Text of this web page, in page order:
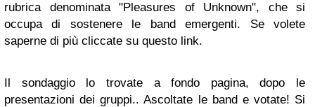
rubrica denominata "Pleasures of Unknown", che si
occupa di sostenere le band emergenti. Se volete
saperne di più cliccate su questo link.
Il sondaggio lo trovate a fondo pagina, dopo le
presentazioni dei gruppi.. Ascoltate le band e votate! Si